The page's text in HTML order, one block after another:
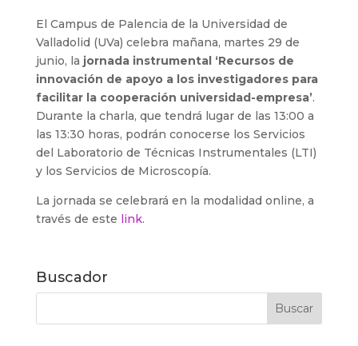
El Campus de Palencia de la Universidad de
Valladolid (UVa) celebra mañana, martes 29 de
junio, la jornada instrumental ‘Recursos de
innovación de apoyo a los investigadores para
facilitar la cooperación universidad-empresa’.
Durante la charla, que tendrá lugar de las 13:00 a
las 13:30 horas, podrán conocerse los Servicios
del Laboratorio de Técnicas Instrumentales (LTI)
y los Servicios de Microscopía.
La jornada se celebrará en la modalidad online, a
través de este link.
Buscador